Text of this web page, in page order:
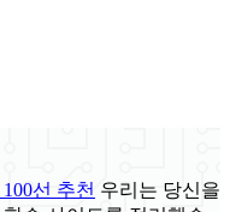
선 추천 우리는 당신을